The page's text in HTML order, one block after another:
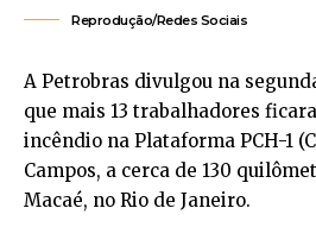
Reprodução/Redes Sociais
A Petrobras divulgou na
que mais 13 trabalhadores
incêndio na Plataforma PCH-1
Campos, a cerca de 130
Macaé, no Rio de Janeiro.